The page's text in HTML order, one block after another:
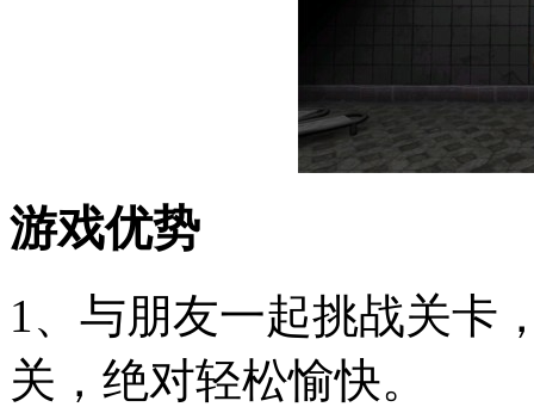
游戏优势
1、与朋友一起挑战关卡
关，绝对轻松愉快。